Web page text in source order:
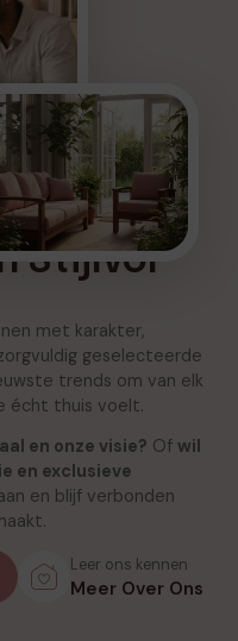
Stijlvol
met karakter,
geselecteerde
trends om van elk
écht thuis voelt.
en onze visie? Of wil
en exclusieve
en blijf verbonden
Leer ons kennen
Meer Over Ons